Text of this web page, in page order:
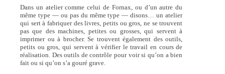
Dans un atelier comme celui de Fornax, ou d’un autre du
même type — ou pas du même type — disons… un atelier
qui sert à fabriquer des livres, petits ou gros, ne se trouvent
pas que des machines, petites ou grosses, qui servent à
imprimer ou à brocher. Se trouvent également des outils,
petits ou gros, qui servent à vérifier le travail en cours de
réalisation. Des outils de contrôle pour voir si qu’on a bien
fait ou si qu’on s’a gouré grave.